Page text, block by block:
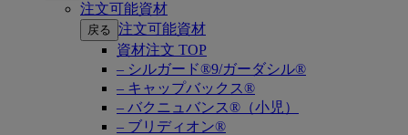
注文可能資材
戻る 注文可能資材
資材注文 TOP
– シルガード®9/ガーダシル®
– キャップバックス®
– バクニュバンス®（小児）
– ブリディオン®